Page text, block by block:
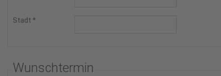
Stadt *
Wunschtermin